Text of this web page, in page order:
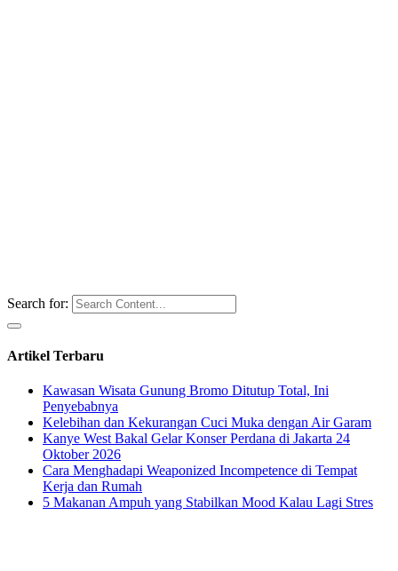
Search for:
Artikel Terbaru
Kawasan Wisata Gunung Bromo Ditutup Total, Ini
Penyebabnya
Kelebihan dan Kekurangan Cuci Muka dengan Air Garam
Kanye West Bakal Gelar Konser Perdana di Jakarta 24
Oktober 2026
Cara Menghadapi Weaponized Incompetence di Tempat
Kerja dan Rumah
5 Makanan Ampuh yang Stabilkan Mood Kalau Lagi Stres